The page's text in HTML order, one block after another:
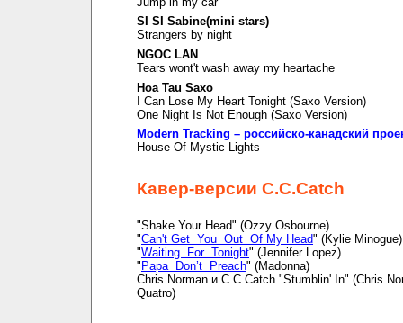
SI SI Sabine(mini stars)
Strangers by night
NGOC LAN
Tears wont't wash away my heartache
Hoa Tau Saxo
I Can Lose My Heart Tonight (Saxo Version)
One Night Is Not Enough (Saxo Version)
Modern Tracking – российско-канадский
House Of Mystic Lights
Кавер-версии C.C.Catch
"Shake Your Head" (Ozzy Osbourne)
"Can't Get You Out Of My Head" (Kylie Minogue)
"Waiting For Tonight" (Jennifer Lopez)
" Papa Don’t Preach" (Madonna)
Chris Norman и C.C.Catch "Stumblin' In" (Chris
Quatro)